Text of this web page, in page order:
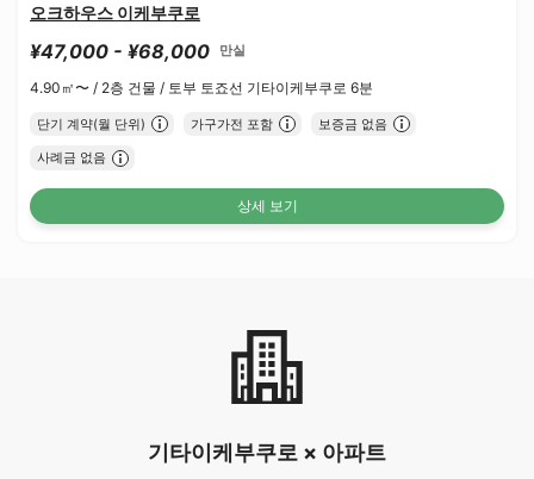
오크하우스 이케부쿠로
¥47,000 - ¥68,000 만실
4.90㎡〜 / 2층 건물 / 토부 토죠선 기타이케부쿠로 6분
단기 계약(월 단위) 가구가전 포함 보증금 없음
사례금 없음
상세 보기
기타이케부쿠로 × 아파트